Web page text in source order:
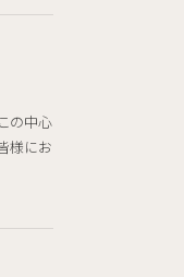
の中心
様にお